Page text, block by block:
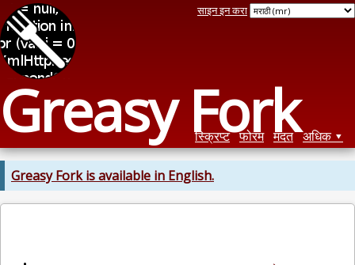
Greasy Fork
साइन इन करा
स्क्रिप्ट फोरम मदत अधिक
Greasy Fork is available in English.